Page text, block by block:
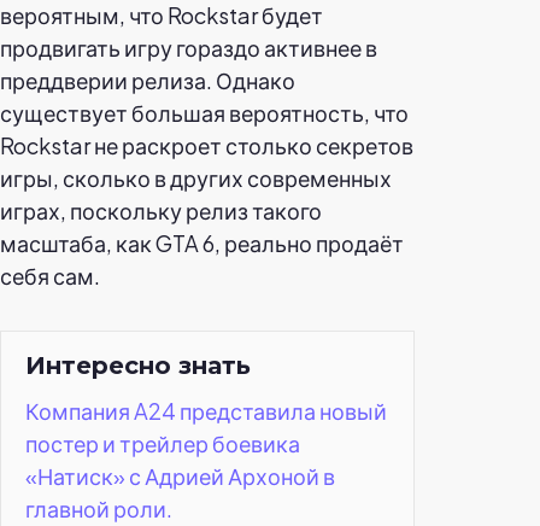
вероятным, что Rockstar будет
продвигать игру гораздо активнее в
преддверии релиза. Однако
существует большая вероятность, что
Rockstar не раскроет столько секретов
игры, сколько в других современных
играх, поскольку релиз такого
масштаба, как GTA 6, реально продаёт
себя сам.
Интересно знать
Компания A24 представила новый
постер и трейлер боевика
«Натиск» с Адрией Архоной в
главной роли.